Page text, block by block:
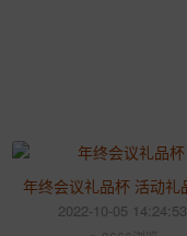
2022-10-05 14:24:53